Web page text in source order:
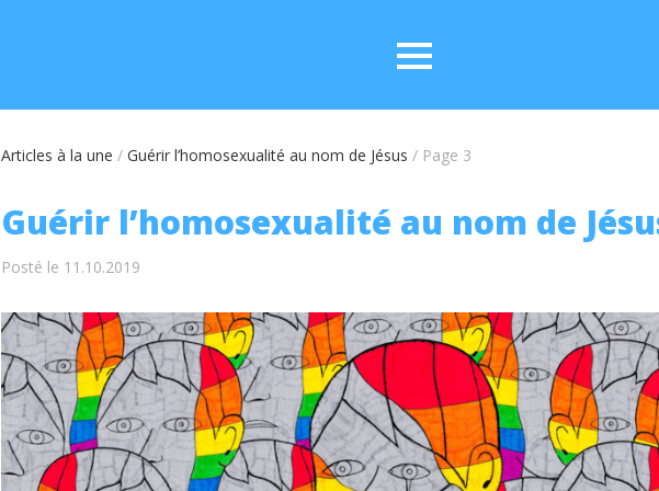
Articles à la une / Guérir l’homosexualité au nom de Jésus / Page 3
Guérir l’homosexualité au nom de
Posté le 11.10.2019